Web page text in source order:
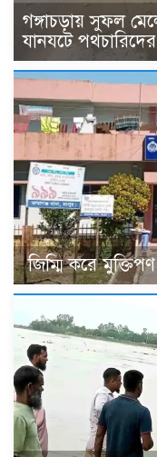
গঙ্গাচড়ায় সুফল
যানযটে পথচারিদের
জিম্মি করে